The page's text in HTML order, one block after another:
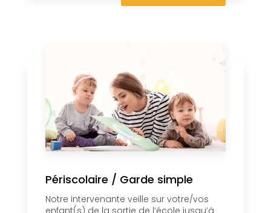
Périscolaire / Garde simple
Notre intervenante veille sur votre/vos